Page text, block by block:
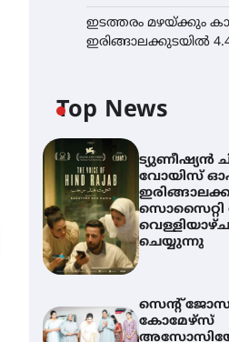
ഇടത്തരം മഴയ്ക്കും
ഇരിങ്ങാലക്കുടയിൽ 4.4
Top News
ട്യുണീഷ്യൻ
വോയിസ്
സൊസൈറ്റി
ചെയ്യുന്നു
സെന്റ്
കോമേഴ്‌സ്